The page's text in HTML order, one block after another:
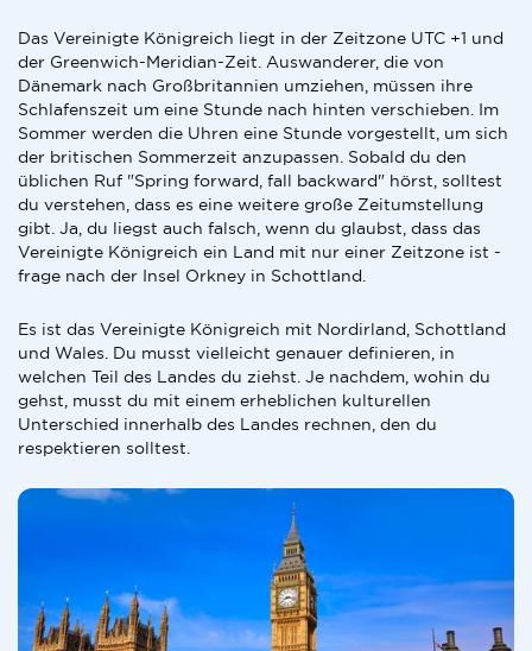
Das Vereinigte Königreich liegt in der Zeitzone UTC +1 und
der Greenwich-Meridian-Zeit. Auswanderer, die von
Dänemark nach Großbritannien umziehen, müssen ihre
Schlafenszeit um eine Stunde nach hinten verschieben. Im
Sommer werden die Uhren eine Stunde vorgestellt, um sich
der britischen Sommerzeit anzupassen. Sobald du den
üblichen Ruf "Spring forward, fall backward" hörst, solltest
du verstehen, dass es eine weitere große Zeitumstellung
gibt. Ja, du liegst auch falsch, wenn du glaubst, dass das
Vereinigte Königreich ein Land mit nur einer Zeitzone ist -
frage nach der Insel Orkney in Schottland.
Es ist das Vereinigte Königreich mit Nordirland, Schottland
und Wales. Du musst vielleicht genauer definieren, in
welchen Teil des Landes du ziehst. Je nachdem, wohin du
gehst, musst du mit einem erheblichen kulturellen
Unterschied innerhalb des Landes rechnen, den du
respektieren solltest.